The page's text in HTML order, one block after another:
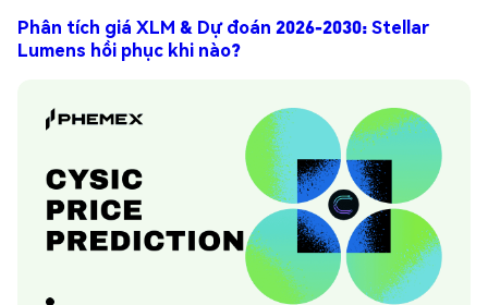
Phân tích giá XLM & Dự đoán 2026-2030: Stellar
Lumens hồi phục khi nào?